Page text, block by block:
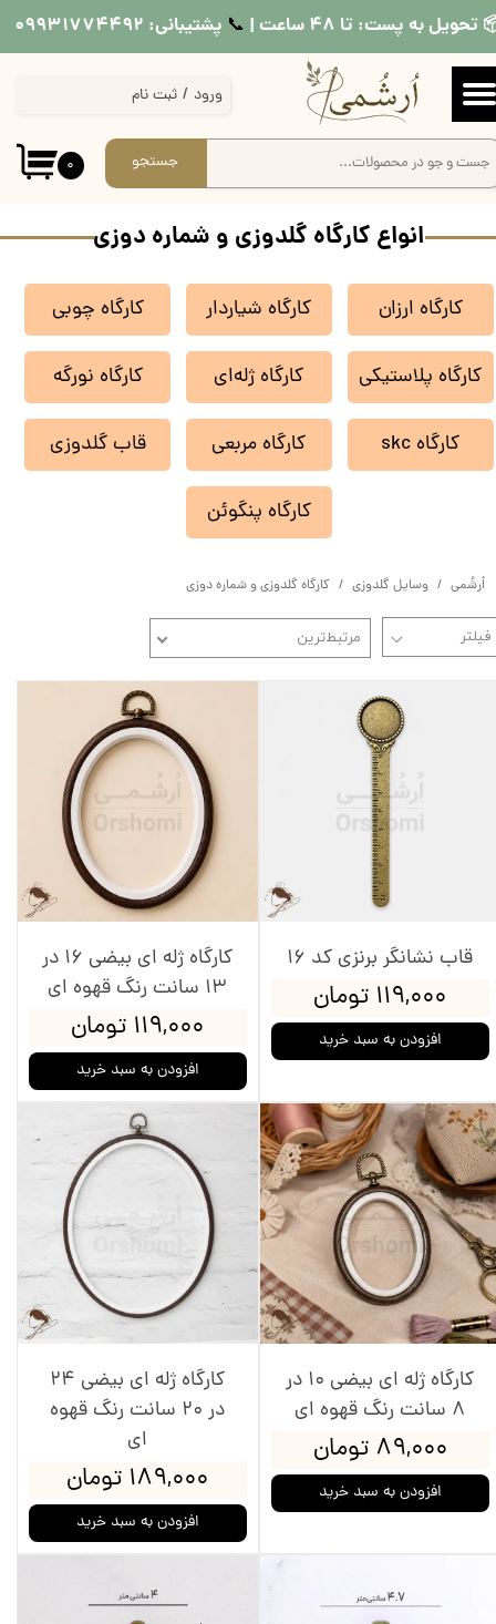
تحویل به پست: تا ۴۸ ساعت | 📞​​​​​​​ پشتیبانی: ۰۹۹۳۱۷۷۴۴۹۲
۰ جستجو
ورود / ثبت نام
حساب کاربری من
تغییر گذر واژه
سفارشات
انواع کارگاه گلدوزی و شماره دوزی
کارگاه ارزان کارگاه شیاردار کارگاه چوبی
کارگاه پلاستیکی کارگاه ژله‌ای کارگاه نورگه
کارگاه skc کارگاه مربعی قاب گلدوزی
کارگاه پنگوئن
اُرشُمی وسایل گلدوزی کارگاه گلدوزی و شماره دوزی
مرتبط‌ترین
قاب نشانگر برنزی کد 16
۱۱۹,۰۰۰ تومان
افزودن به سبد خرید
کارگاه ژله ای بیضی 16 در
13 سانت رنگ قهوه ای
۱۱۹,۰۰۰ تومان
افزودن به سبد خرید
کارگاه ژله ای بیضی 10 در
8 سانت رنگ قهوه ای
۸۹,۰۰۰ تومان
افزودن به سبد خرید
کارگاه ژله ای بیضی 24
در 20 سانت رنگ قهوه
ای
۱۸۹,۰۰۰ تومان
افزودن به سبد خرید